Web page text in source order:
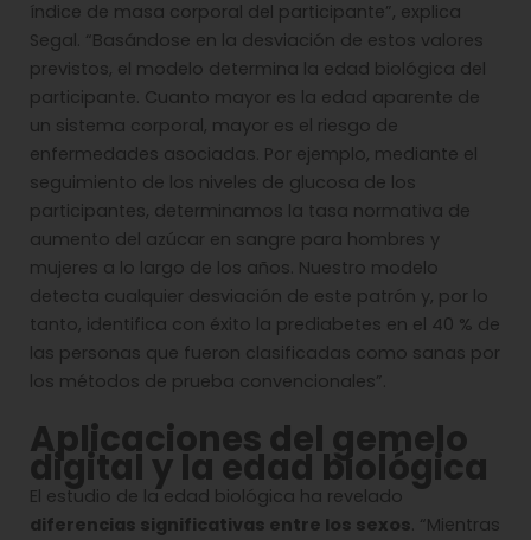
índice de masa corporal del participante”, explica
Segal. “Basándose en la desviación de estos valores
previstos, el modelo determina la edad biológica del
participante. Cuanto mayor es la edad aparente de
un sistema corporal, mayor es el riesgo de
enfermedades asociadas. Por ejemplo, mediante el
seguimiento de los niveles de glucosa de los
participantes, determinamos la tasa normativa de
aumento del azúcar en sangre para hombres y
mujeres a lo largo de los años. Nuestro modelo
detecta cualquier desviación de este patrón y, por lo
tanto, identifica con éxito la prediabetes en el 40 % de
las personas que fueron clasificadas como sanas por
los métodos de prueba convencionales”.
Aplicaciones del gemelo
digital y la edad biológica
El estudio de la edad biológica ha revelado
diferencias significativas entre los sexos. “Mientras